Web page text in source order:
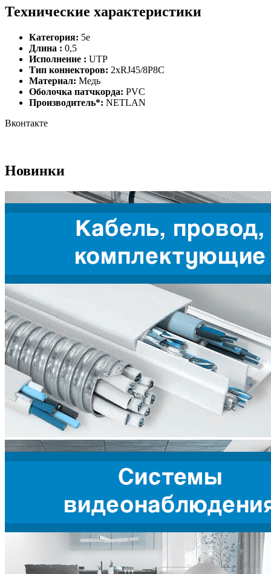
Технические характеристики
Категория: 5e
Длина : 0,5
Исполнение : UTP
Тип коннекторов: 2хRJ45/8P8C
Материал: Медь
Оболочка патчкорда: PVC
Производитель*: NETLAN
Вконтакте
Новинки